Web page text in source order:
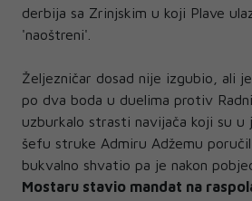
derbija sa Zrinjskim u koji Plave
'naoštreni'.
Željezničar dosad nije izgubio, ali
po dva boda u duelima protiv
uzburkalo strasti navijača koji su u
šefu struke Admiru Adžemu
bukvalno shvatio pa je nakon
Mostaru stavio mandat na